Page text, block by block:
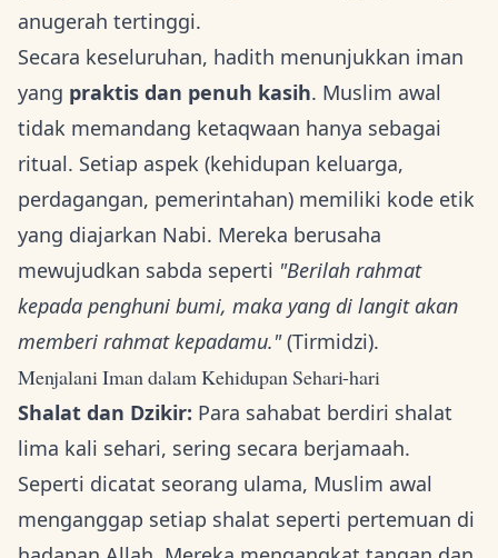
anugerah tertinggi.
Secara keseluruhan, hadith menunjukkan iman
yang praktis dan penuh kasih. Muslim awal
tidak memandang ketaqwaan hanya sebagai
ritual. Setiap aspek (kehidupan keluarga,
perdagangan, pemerintahan) memiliki kode etik
yang diajarkan Nabi. Mereka berusaha
mewujudkan sabda seperti "Berilah rahmat
kepada penghuni bumi, maka yang di langit akan
memberi rahmat kepadamu."(Tirmidzi).
Menjalani Iman dalam Kehidupan Sehari-hari
Shalat dan Dzikir: Para sahabat berdiri shalat
lima kali sehari, sering secara berjamaah.
Seperti dicatat seorang ulama, Muslim awal
menganggap setiap shalat seperti pertemuan di